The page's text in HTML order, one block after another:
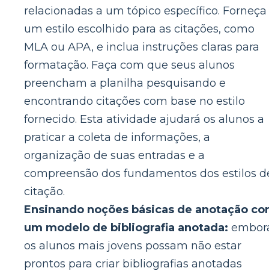
relacionadas a um tópico específico. Forneça
um estilo escolhido para as citações, como
MLA ou APA, e inclua instruções claras para
formatação. Faça com que seus alunos
preencham a planilha pesquisando e
encontrando citações com base no estilo
fornecido. Esta atividade ajudará os alunos a
praticar a coleta de informações, a
organização de suas entradas e a
compreensão dos fundamentos dos estilos
citação.
Ensinando noções básicas de anotação
um modelo de bibliografia anotada:
os alunos mais jovens possam não estar
prontos para criar bibliografias anotadas